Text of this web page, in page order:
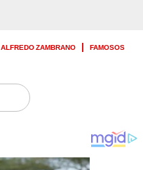
ALFREDO ZAMBRANO
FAMOSOS